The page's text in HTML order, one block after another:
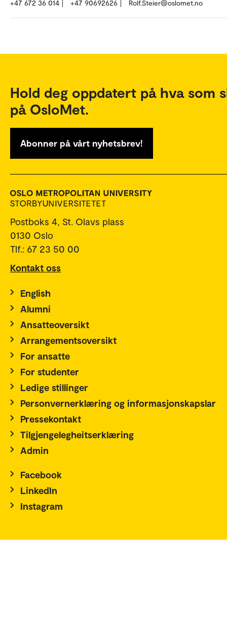
+47 672 36 014 +47 90692626 Rolf.Steier@oslomet.no
Hold deg oppdatert på hva som
på OsloMet.
Abonner på vårt nyhetsbrev!
Postboks 4, St. Olavs plass
0130 Oslo
Tlf.: 67 23 50 00
Kontakt oss
English
Alumni
Ansatteoversikt
Arrangementsoversikt
For ansatte
For studenter
Ledige stillinger
Personvernerklæring og informasjonskapslar
Pressekontakt
Tilgjengelegheitserklæring
Admin
Facebook
LinkedIn
Instagram